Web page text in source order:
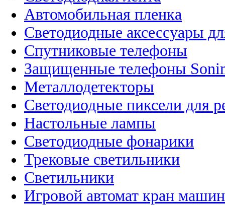
Автомобильная пленка
Светодиодные аксессуары
Спутниковые телефоны
Защищенные телефоны
Металлодетекторы
Светодиодные пиксели для
Настольные лампы
Светодиодные фонарики
Трековые светильники
Светильники
Игровой автомат кран